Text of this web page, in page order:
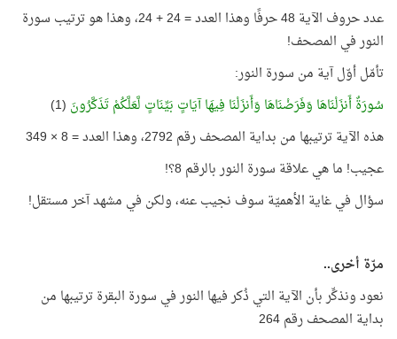
عدد حروف الآية 48 حرفًا وهذا العدد = 24 + 24، وهذا هو ترتيب سورة
النور في المصحف!
تأمّل أوّل آية من سورة النور:
سُورَةٌ أَنزَلْنَاهَا وَفَرَضْنَاهَا وَأَنزَلْنَا فِيهَا آيَاتٍ بَيِّنَاتٍ لَّعَلَّكُمْ تَذَكَّرُونَ (1)
هذه الآية ترتيبها من بداية المصحف رقم 2792، وهذا العدد = 8 × 349
عجيب! ما هي علاقة سورة النور بالرقم 8؟!
سؤال في غاية الأهميّة سوف نجيب عنه، ولكن في مشهد آخر مستقل!
مرّة أخرى..
نعود ونذكِّر بأن الآية التي ذُكر فيها النور في سورة البقرة ترتيبها من
بداية المصحف رقم 264